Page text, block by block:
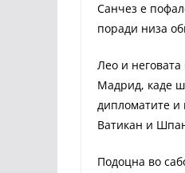
Санчез е
поради низа
Лео и
Мадрид, каде
дипломатите и
Ватикан и
Подоцна во